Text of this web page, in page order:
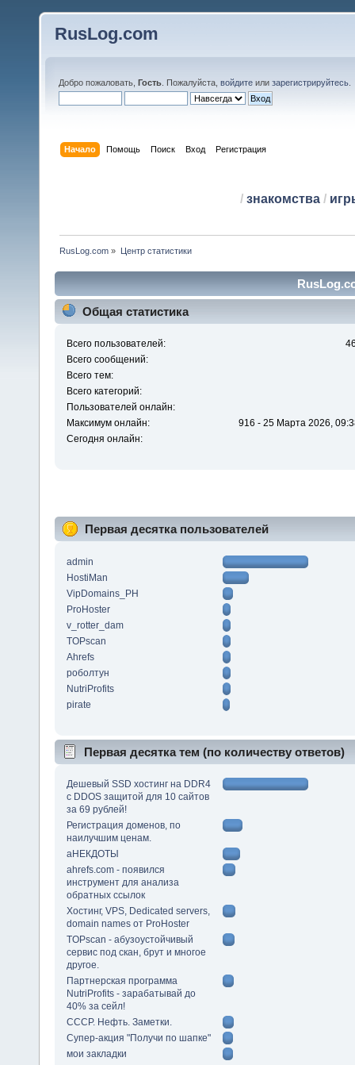
RusLog.com
Добро пожаловать, Гость . Пожалуйста, войдите или зарегистрируйтесь
Начало Помощь Поиск Вход Регистрация
/ знакомства/
RusLog.com » Центр статистики
Общая статистика
Всего пользователей:
Всего сообщений:
Всего тем:
Всего категорий:
Пользователей онлайн:
Максимум онлайн:
916 - 25 Марта 2026,
Сегодня онлайн:
Первая десятка пользователей
admin
HostiMan
VipDomains_PH
ProHoster
v_rotter_dam
TOPscan
Ahrefs
роболтун
NutriProfits
pirate
Первая десятка тем (по количеству ответов)
Дешевый SSD хостинг на DDR4
с DDOS защитой для 10 сайтов
за 69 рублей!
Регистрация доменов, по
наилучшим ценам.
аНЕКДОТЫ
ahrefs.com - появился
инструмент для анализа
обратных ссылок
Хостинг, VPS, Dedicated servers,
domain names от ProHoster
TOPscan - абузоустойчивый
сервис под скан, брут и многое
другое.
Партнерская программа
NutriProfits - зарабатывай до
40% за сейл!
СССР. Нефть. Заметки.
Супер-акция "Получи по шапке"
мои закладки